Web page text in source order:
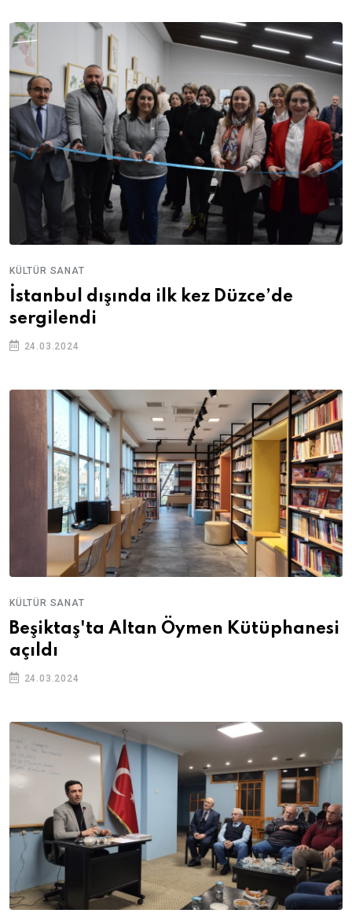
KÜLTÜR SANAT
İstanbul dışında ilk kez Düzce’de
sergilendi
24.03.2024
KÜLTÜR SANAT
Beşiktaş'ta Altan Öymen Kütüphanesi
açıldı
24.03.2024